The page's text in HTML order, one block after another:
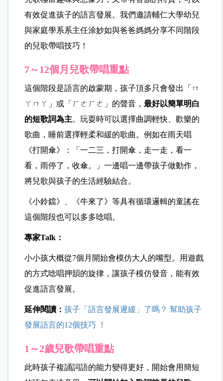
有效促進孩子的語言發展。我們邀請輔仁大學幼兒
與家庭學系系主任涂妙如與爸爸媽媽分享不同階段
的兒歌帶唱技巧！
7～12個月兒歌帶唱重點
這個階段是語言的啟蒙期，孩子頂多只會發出「ㄇ
ㄚㄇㄚ」或「ㄏㄜㄏㄜ」的聲音，最好以簡單明白
的短歌詞為主。玩耍時可以選擇曲調輕快、歡樂的
歌曲，睡前選擇輕柔和緩的歌曲。例如在雨天唱
《打開傘》：「一二三，打開傘，走一走，看一
看，雨停了，收傘。」一邊唱一邊帶孩子做動作，
將兒歌與孩子的生活經驗結合。
《小鈴鐺》、《牛來了》等具有循環邏輯的童謠在
這個階段也可以多多唸唱。
專家Talk：
小小孩大概從7個月開始會模仿大人的嘴型。用遊戲
的方式唸唱押韻的旋律，讓孩子模仿發音，能有效
促進語言發展。
延伸閱讀：孩子「語言發展遲緩」了嗎？ 幫助孩子
發展語言的12個技巧 ！
1～2歲兒歌帶唱重點
此時孩子複誦詞語的能力變得更好，開始會用簡短